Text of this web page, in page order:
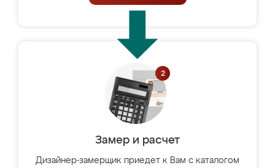
Замер и расчет
Дизайнер-замерщик приедет к Вам с каталогом